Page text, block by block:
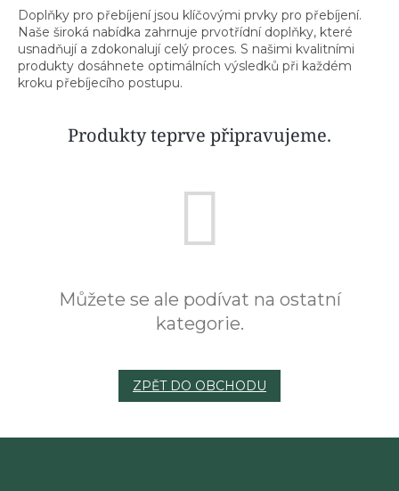
Doplňky pro přebíjení jsou klíčovými prvky pro přebíjení.
Naše široká nabídka zahrnuje prvotřídní doplňky, které
usnadňují a zdokonalují celý proces. S našimi kvalitními
produkty dosáhnete optimálních výsledků při každém
kroku přebíjecího postupu.
Produkty teprve připravujeme.
Můžete se ale podívat na ostatní
kategorie.
ZPĚT DO OBCHODU